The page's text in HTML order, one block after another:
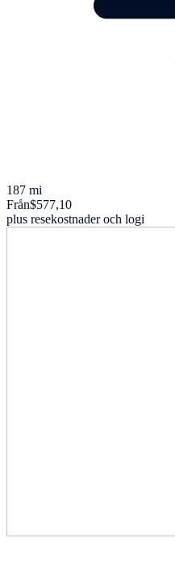
187 mi
Från$577,10
plus resekostnader och logi